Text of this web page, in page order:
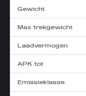
Gewicht
Max trekgewicht
Laadvermogen
APK tot
Emissieklasse